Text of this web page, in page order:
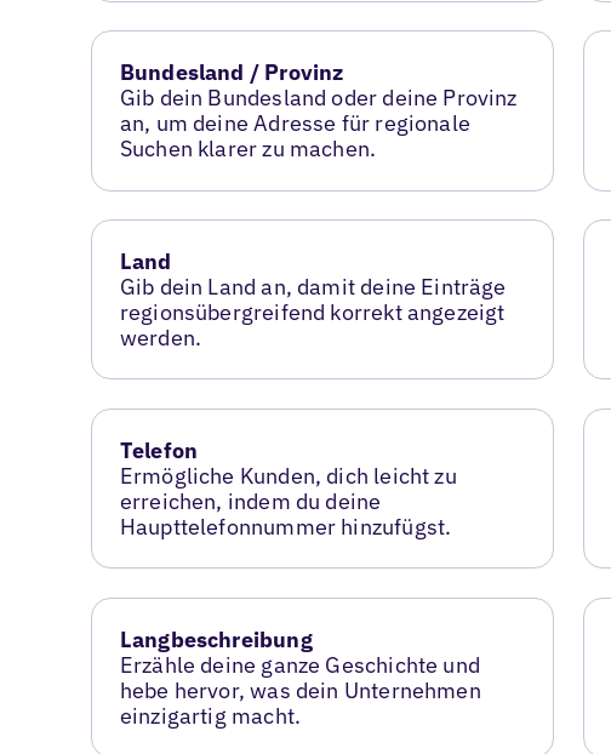
Bundesland / Provinz
Gib dein Bundesland oder deine Provinz
an, um deine Adresse für regionale
Suchen klarer zu machen.
Land
Gib dein Land an, damit deine Einträge
regionsübergreifend korrekt angezeigt
werden.
Telefon
Ermögliche Kunden, dich leicht zu
erreichen, indem du deine
Haupttelefonnummer hinzufügst.
Langbeschreibung
Erzähle deine ganze Geschichte und
hebe hervor, was dein Unternehmen
einzigartig macht.